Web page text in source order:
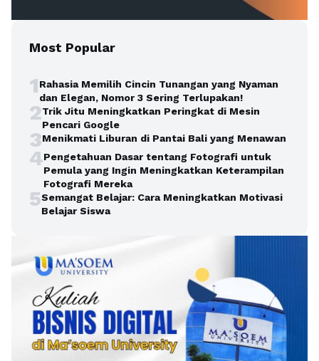
Most Popular
1Rahasia Memilih Cincin Tunangan yang Nyaman
dan Elegan, Nomor 3 Sering Terlupakan!
2Trik Jitu Meningkatkan Peringkat di Mesin
Pencari Google
3Menikmati Liburan di Pantai Bali yang Menawan
4Pengetahuan Dasar tentang Fotografi untuk
Pemula yang Ingin Meningkatkan Keterampilan
Fotografi Mereka
5Semangat Belajar: Cara Meningkatkan Motivasi
Belajar Siswa